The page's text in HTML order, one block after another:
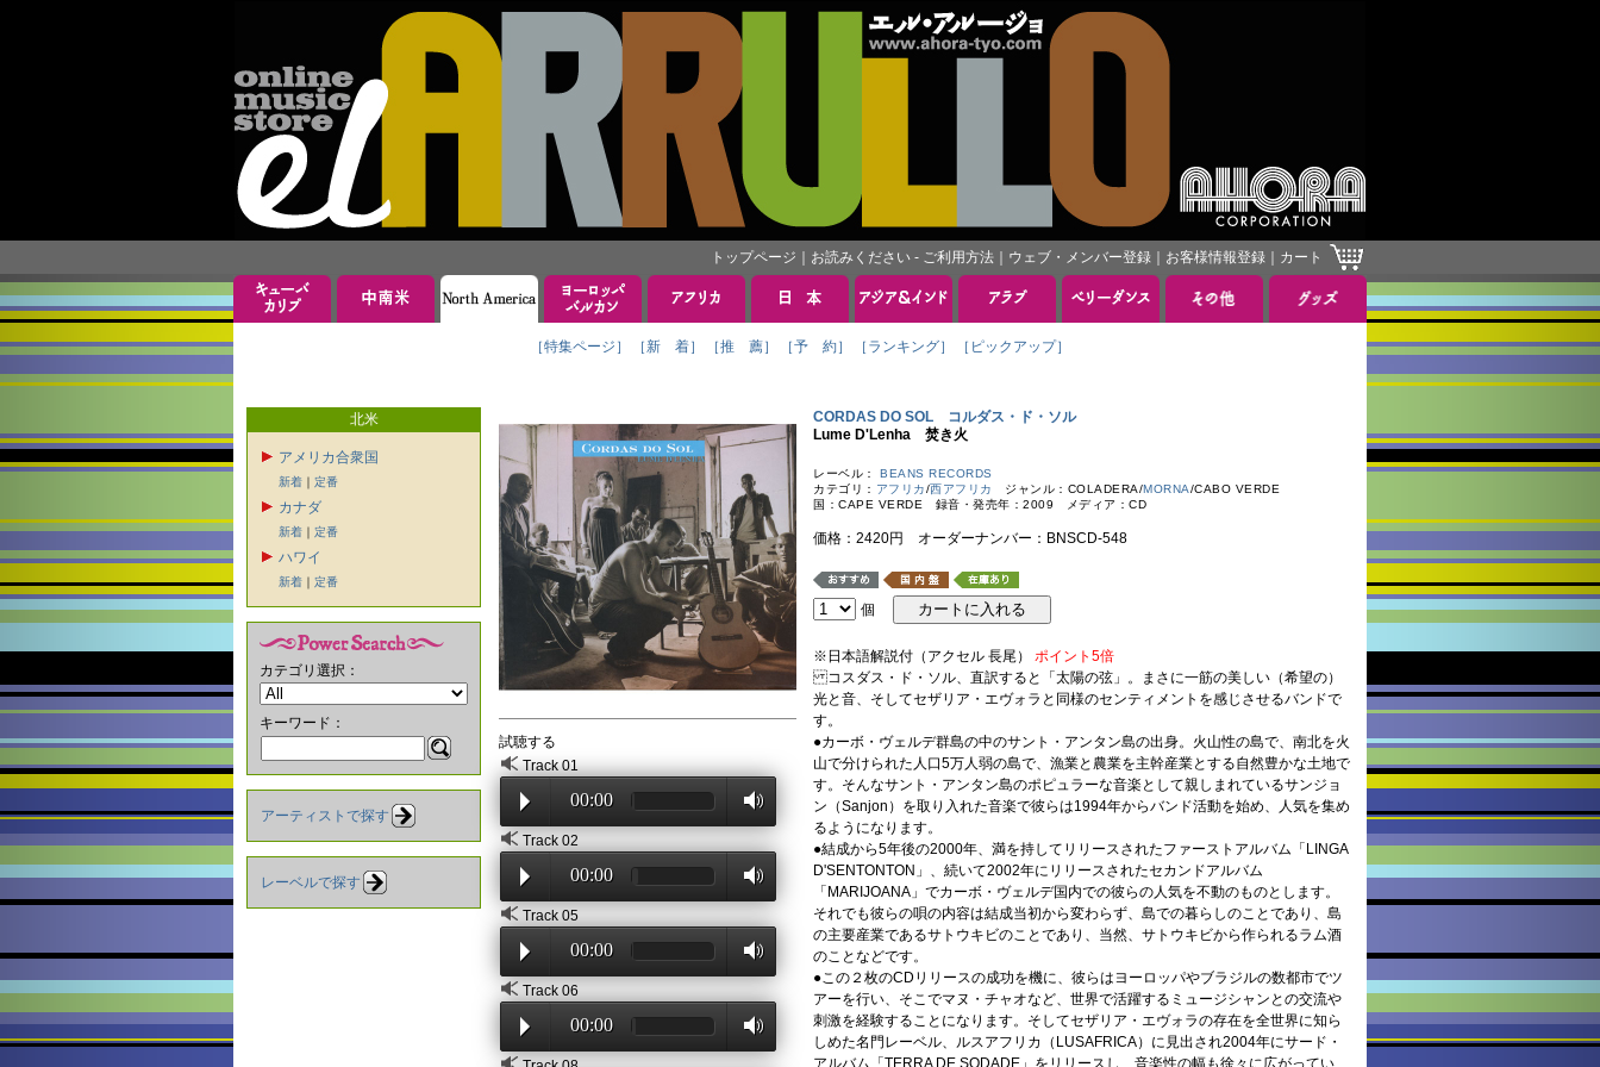
トップページ お読みください - ご利用方法 ウェブ・メンバー登録 お客様情報登録 カート
［特集ページ］ ［新 着］ ［推 薦］ ［予 約］ ［ランキング］ ［ピックアップ］
北米
アメリカ合衆国
新着 ｜ 定番
カナダ
新着 ｜ 定番
ハワイ
新着 ｜ 定番
カテゴリ選択：
キーワード：
アーティストで探す
レーベルで探す
試聴する
Track 01
00:00
Track 02
00:00
Track 05
00:00
Track 06
00:00
CORDAS DO SOL コルダス・ド・ソル
Lume D'Lenha 焚き火
レーベル： BEANS RECORDS
カテゴリ： アフリカ/西アフリカ ジャンル：COLADERA/MORNA/CABO VERDE
国：CAPE VERDE 録音・発売年：2009 メディア：CD
価格：2420円 オーダーナンバー：BNSCD-548
個
※日本語解説付（アクセル 長尾） ポイント5倍
コスダス・ド・ソル、直訳すると「太陽の弦」。まさに一筋の美しい（希望の）
光と音、そしてセザリア・エヴォラと同様のセンティメントを感じさせるバンドで
す。
●カーボ・ヴェルデ群島の中のサント・アンタン島の出身。火山性の島で、南北を火
山で分けられた人口5万人弱の島で、漁業と農業を主幹産業とする自然豊かな土地で
す。そんなサント・アンタン島のポピュラーな音楽として親しまれているサンジョ
ン（Sanjon）を取り入れた音楽で彼らは1994年からバンド活動を始め、人気を集め
るようになります。
●結成から5年後の2000年、満を持してリリースされたファーストアルバム「LINGA
D'SENTONTON」、続いて2002年にリリースされたセカンドアルバム
「MARIJOANA」でカーボ・ヴェルデ国内での彼らの人気を不動のものとします。
それでも彼らの唄の内容は結成当初から変わらず、島での暮らしのことであり、島
の主要産業であるサトウキビのことであり、当然、サトウキビから作られるラム酒
のことなどです。
●この２枚のCDリリースの成功を機に、彼らはヨーロッパやブラジルの数都市でツ
アーを行い、そこでマヌ・チャオなど、世界で活躍するミュージシャンとの交流や
刺激を経験することになります。そしてセザリア・エヴォラの存在を全世界に知ら
しめた名門レーベル、ルスアフリカ（LUSAFRICA）に見出され2004年にサード・
アルバム「TERRA DE SODADE」をリリースし、音楽性の幅も徐々に広がってい